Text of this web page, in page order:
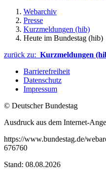
Webarchiv
Presse
Kurzmeldungen (hib)
Heute im Bundestag (hib)
zurück zu: Kurzmeldungen
Barrierefreiheit
Datenschutz
Impressum
© Deutscher Bundestag
Ausdruck aus dem Internet-
https://www.bundestag.de/
676760
Stand: 08.08.2026